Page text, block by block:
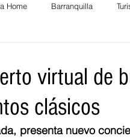
Home Barranquilla
RAP CARIBE
virtual de
clásicos
presenta nuevo